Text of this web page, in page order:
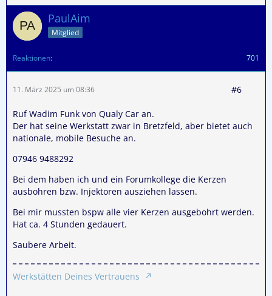
PaulAim
Mitglied
Reaktionen 701
11. März 2025 um 08:36 #6
Ruf Wadim Funk von Qualy Car an.
Der hat seine Werkstatt zwar in Bretzfeld, aber bietet auch
nationale, mobile Besuche an.
07946 9488292
Bei dem haben ich und ein Forumkollege die Kerzen
ausbohren bzw. Injektoren ausziehen lassen.
Bei mir mussten bspw alle vier Kerzen ausgebohrt werden.
Hat ca. 4 Stunden gedauert.
Saubere Arbeit.
Werkstätten Deines Vertrauens